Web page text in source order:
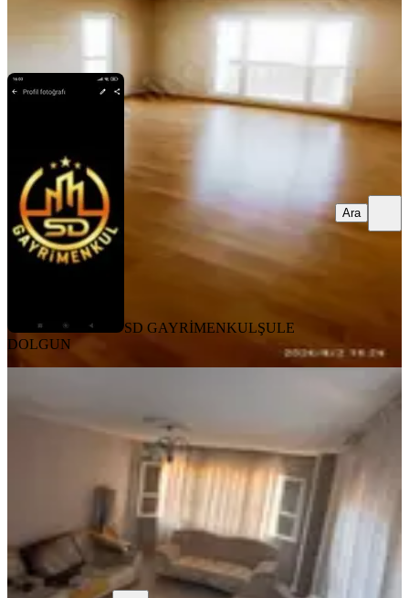
SD GAYRİMENKUL ŞULE DOLGUN
SD GAYRİMENKULŞULE
DOLGUN
Ara
Seyhan, Ziyapaşa Mahallesi
·130 m²·1. Kat·06.08.2026
10.000 ₺
Berfin Denk
Ara